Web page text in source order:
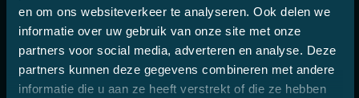
en om ons websiteverkeer te analyseren. Ook delen we
informatie over uw gebruik van onze site met onze
partners voor social media, adverteren en analyse. Deze
partners kunnen deze gegevens combineren met andere
informatie die u aan ze heeft verstrekt of die ze hebben